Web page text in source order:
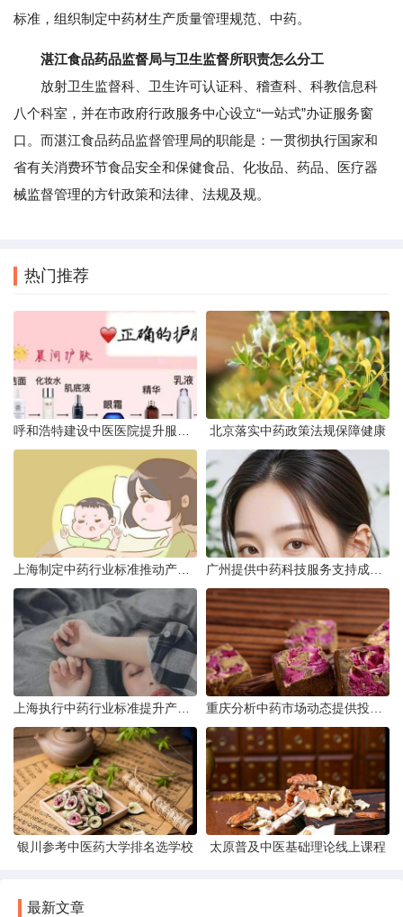
标准，组织制定中药材生产质量管理规范、中药。
湛江食品药品监督局与卫生监督所职责怎么分工
放射卫生监督科、卫生许可认证科、稽查科、科教信息科
八个科室，并在市政府行政服务中心设立“一站式”办证服务窗
口。而湛江食品药品监督管理局的职能是：一贯彻执行国家和
省有关消费环节食品安全和保健食品、化妆品、药品、医疗器
械监督管理的方针政策和法律、法规及规。
热门推荐
北京落实中药政策法规保障健康
银川参考中医药大学排名选学校 太原普及中医基础理论线上课程
最新文章